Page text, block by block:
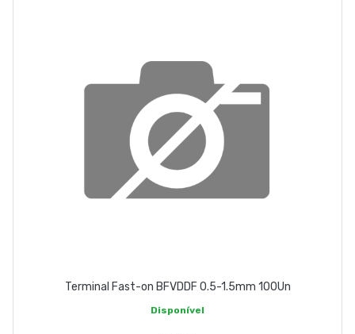
Terminal Fast-on BFVDDF 0.5-1.5mm 100Un
Disponível